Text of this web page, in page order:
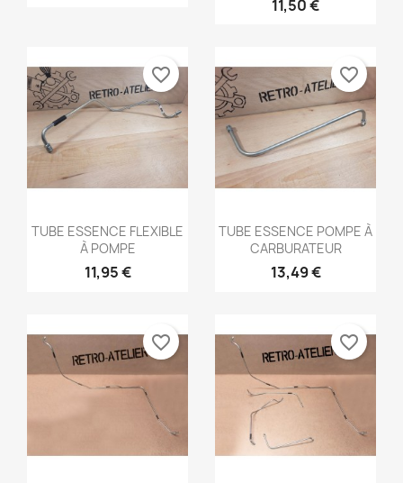
11,50 €
 Aperçu rapide
TUBE ESSENCE FLEXIBLE
À POMPE
11,95 €
favorite_border
 Aperçu rapide
TUBE ESSENCE POMPE À
CARBURATEUR
13,49 €
favorite_border
favorite_border favorite_border